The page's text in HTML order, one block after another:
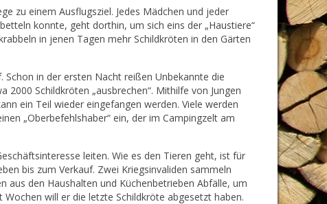
zu einem Ausflugsziel. Jedes Mädchen und jeder
konnte, geht dorthin, um sich eins der „Haustiere“
in jenen Tagen mehr Schildkröten in den Gärten
in der ersten Nacht reißen Unbekannte die
2000 Schildkröten „ausbrechen“. Mithilfe von Jungen
ein Teil wieder eingefangen werden. Viele werden
„Oberbefehlshaber“ ein, der im Campingzelt am
leiten. Wie es den Tieren geht, ist für
bis zum Verkauf. Zwei Kriegsinvaliden sammeln
aus den Haushalten und Küchenbetrieben Abfälle, um
Wochen will er die letzte Schildkröte abgesetzt haben.